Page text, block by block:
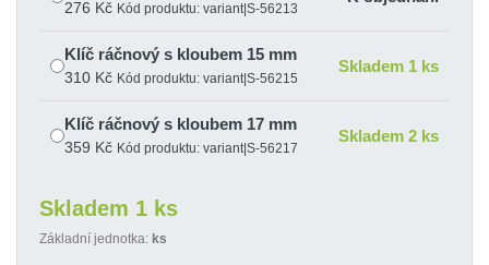
276 Kč Kód produktu: variant|S-56213
Klíč ráčnový s kloubem 15 mm
310 Kč Kód produktu: variant|S-56215
Skladem 1 ks
Klíč ráčnový s kloubem 17 mm
359 Kč Kód produktu: variant|S-56217
Skladem 2 ks
393 KčKód produktu: variant|S-56219
Skladem 1 ks
Základní jednotka: ks